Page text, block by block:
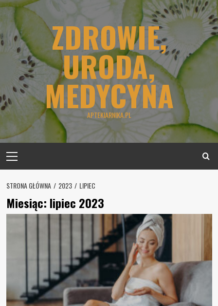
Skip
content
ZDROWIE,
URODA,
MEDYCYNA
APTEKIARNIKA.PL
Menu
STRONA GŁÓWNA 2023 LIPIEC
Miesiąc: lipiec 2023